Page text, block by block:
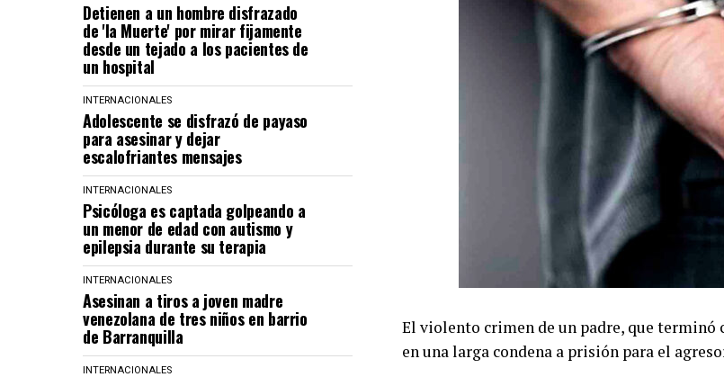
Detienen a un hombre disfrazado
de 'la Muerte' por mirar fijamente
desde un tejado a los pacientes de
un hospital
INTERNACIONALES
Adolescente se disfrazó de payaso
para asesinar y dejar
escalofriantes mensajes
INTERNACIONALES
Psicóloga es captada golpeando a
un menor de edad con autismo y
epilepsia durante su terapia
INTERNACIONALES
Asesinan a tiros a joven madre
venezolana de tres niños en barrio
de Barranquilla
INTERNACIONALES
El violento crimen de un padre, que terminó
en una larga condena a prisión para el